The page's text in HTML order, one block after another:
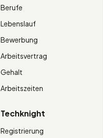
Berufe
Lebenslauf
Bewerbung
Arbeitsvertrag
Gehalt
Arbeitszeiten
Techknight
Registrierung